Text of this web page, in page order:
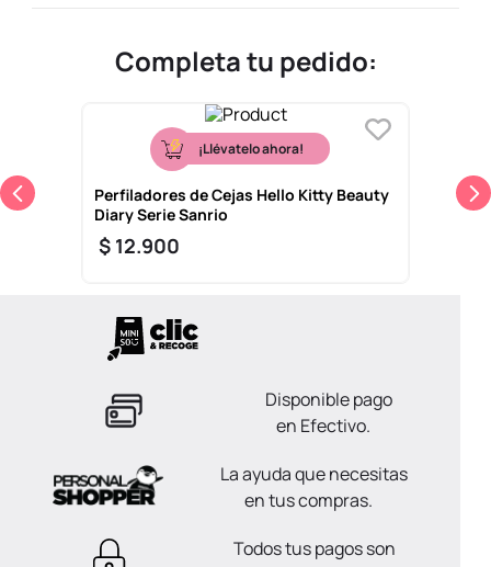
Completa tu pedido:
¡Llévatelo ahora!
Perfiladores de Cejas Hello Kitty Beauty
Diary Serie Sanrio
$ 12.900
Disponible pago
en Efectivo.
La ayuda que necesitas
en tus compras.
Todos tus pagos son